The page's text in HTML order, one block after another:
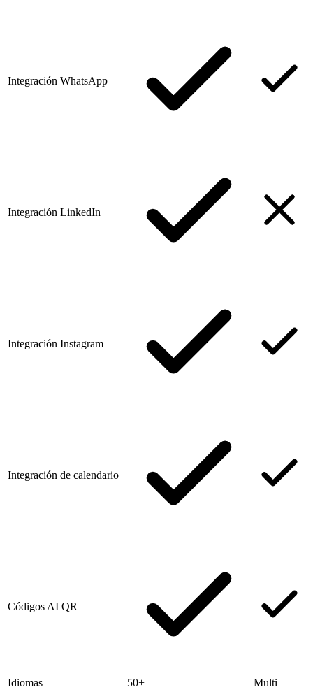
Integración WhatsApp
Integración LinkedIn
Integración Instagram
Integración de calendario
Códigos AI QR
Idiomas 50+ Multi